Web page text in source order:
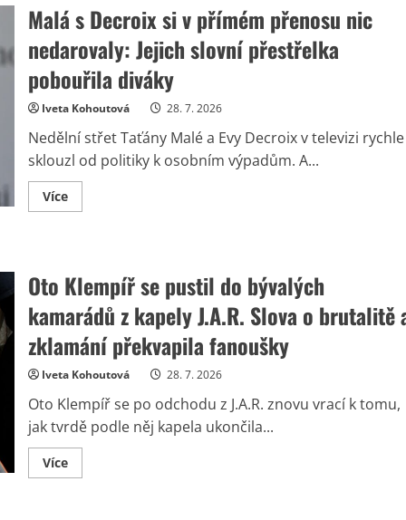
Malá s Decroix si v přímém přenosu nic
nedarovaly: Jejich slovní přestřelka
pobouřila diváky
Iveta Kohoutová 28. 7. 2026
Nedělní střet Taťány Malé a Evy Decroix v televizi rychle
sklouzl od politiky k osobním výpadům. A...
VíceRead
more
v
přímém
přenosu
nic
nedarovaly:
Jejich
slovní
přestřelka
diváky
Oto Klempíř se pustil do bývalých
kamarádů z kapely J.A.R. Slova o brutalitě
zklamání překvapila fanoušky
Iveta Kohoutová 28. 7. 2026
Oto Klempíř se po odchodu z J.A.R. znovu vrací k tomu,
jak tvrdě podle něj kapela ukončila...
VíceRead
more